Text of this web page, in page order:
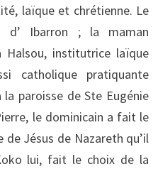
laïque et chrétienne. Le
d’ Ibarron ; la maman
Halsou, institutrice laïque
catholique pratiquante
paroisse de Ste Eugénie
le dominicain a fait le
Jésus de Nazareth qu’il
lui, fait le choix de la